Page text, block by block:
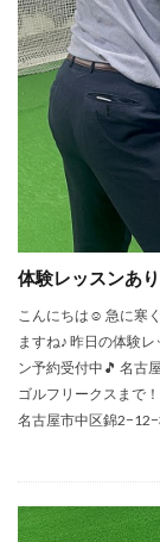
体験レッスンあ
こんにちは☺ 急に寒
ますね♪ 昨日の体験
ン予約受付中🎵 名古
ゴルフリークスまで
名古屋市中区錦